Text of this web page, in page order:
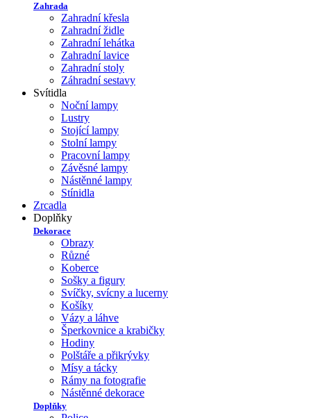
Zahrada
Zahradní křesla
Zahradní židle
Zahradní lehátka
Zahradní lavice
Zahradní stoly
Záhradní sestavy
Svítidla
Noční lampy
Lustry
Stojící lampy
Stolní lampy
Pracovní lampy
Závěsné lampy
Nástěnné lampy
Stínidla
Zrcadla
Doplňky
Dekorace
Obrazy
Různé
Koberce
Sošky a figury
Svíčky, svícny a lucerny
Košíky
Vázy a láhve
Šperkovnice a krabičky
Hodiny
Polštáře a přikrývky
Mísy a tácky
Rámy na fotografie
Nástěnné dekorace
Doplňky